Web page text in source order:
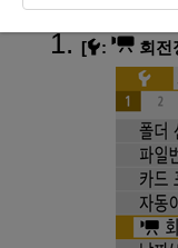
[ : 회전